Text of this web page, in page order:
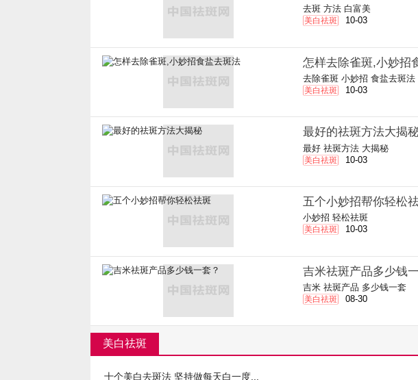
去斑 方法 白富美
美白祛斑 10-03
怎样去除雀斑,小妙招
去除雀斑 小妙招 食盐去斑法
美白祛斑 10-03
最好的祛斑方法大揭
最好 祛斑方法 大揭秘
美白祛斑 10-03
五个小妙招帮你轻松
小妙招 轻松祛斑
美白祛斑 10-03
吉米祛斑产品多少钱
吉米 祛斑产品 多少钱一套
美白祛斑 08-30
美白祛斑
十个美白去斑法 坚持做每天白一度...